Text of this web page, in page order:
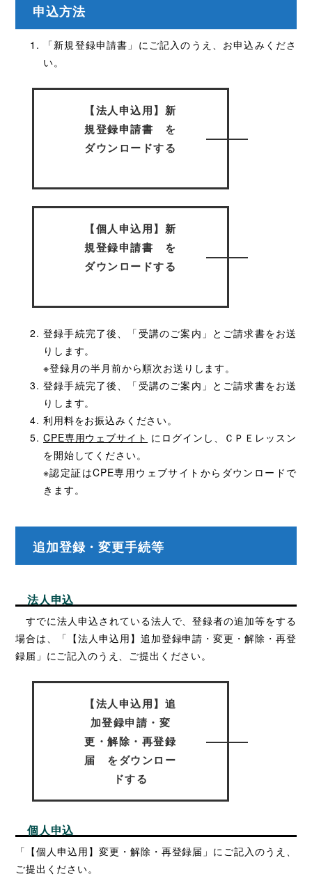
申込方法
「新規登録申請書」にご記入のうえ、お申込みくださ
い。
【法人申込用】新
規登録申請書 を
ダウンロードする
【個人申込用】新
規登録申請書 を
ダウンロードする
登録手続完了後、「受講のご案内」とご請求書をお送
りします。
※登録月の半月前から順次お送りします。
登録手続完了後、「受講のご案内」とご請求書をお送
りします。
利用料をお振込みください。
CPE専用ウェブサイト にログインし、ＣＰＥレッスン
を開始してください。
※認定証はCPE専用ウェブサイトからダウンロードで
きます。
追加登録・変更手続等
法人申込
すでに法人申込されている法人で、登録者の追加等をする
場合は、「【法人申込用】追加登録申請・変更・解除・再登
録届」にご記入のうえ、ご提出ください。
【法人申込用】追
加登録申請・変
更・解除・再登録
届 をダウンロー
ドする
個人申込
「【個人申込用】変更・解除・再登録届」にご記入のうえ、
ご提出ください。